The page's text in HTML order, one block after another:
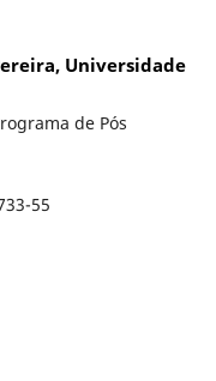
Universidade
de Pós
55